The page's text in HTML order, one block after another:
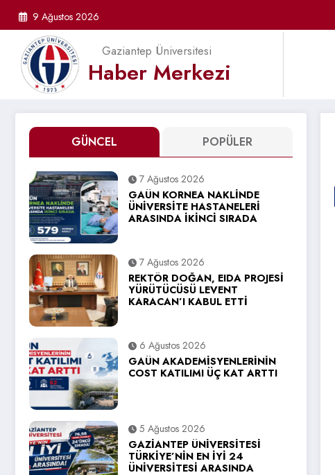
9 Ağustos 2026
Gaziantep Üniversitesi
Haber Merkezi
GÜNCEL POPÜLER
7 Ağustos 2026
GAÜN KORNEA NAKLİNDE
ÜNİVERSİTE HASTANELERİ
ARASINDA İKİNCİ SIRADA
7 Ağustos 2026
REKTÖR DOĞAN, EIDA PROJESİ
YÜRÜTÜCÜSÜ LEVENT
KARACAN’I KABUL ETTİ
6 Ağustos 2026
GAÜN AKADEMİSYENLERİNİN
COST KATILIMI ÜÇ KAT ARTTI
5 Ağustos 2026
GAZİANTEP ÜNİVERSİTESİ
TÜRKİYE’NİN EN İYİ 24
ÜNİVERSİTESİ ARASINDA